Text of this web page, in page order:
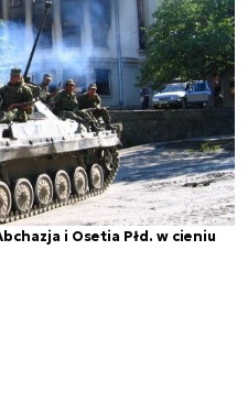
i Osetia Płd. w cieniu